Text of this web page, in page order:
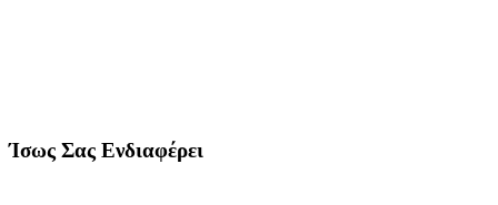
Ίσως Σας Ενδιαφέρει